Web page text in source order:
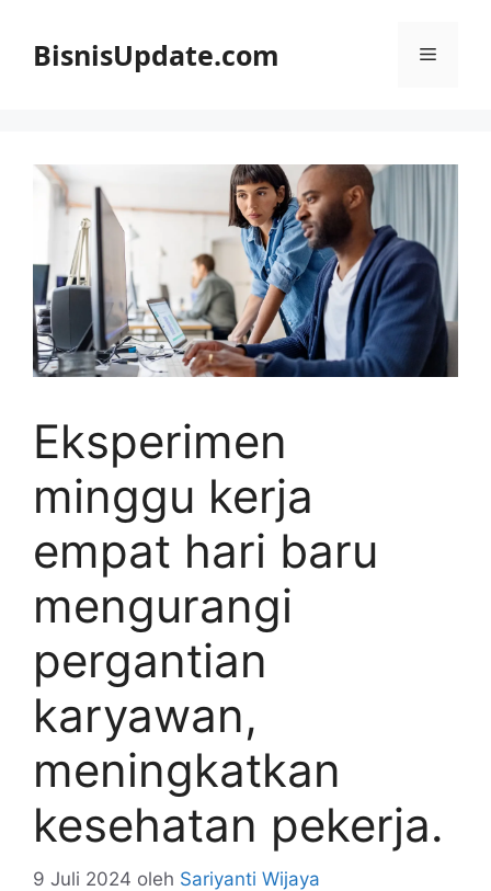
BisnisUpdate.com Menu
Eksperimen
minggu kerja
empat hari baru
mengurangi
pergantian
karyawan,
meningkatkan
kesehatan pekerja.
9 Juli 2024 oleh Sariyanti Wijaya